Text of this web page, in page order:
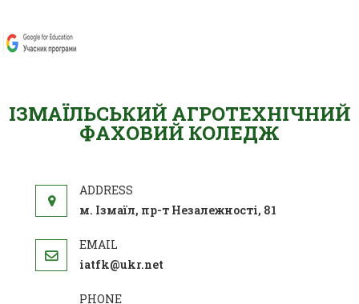
ІЗМАЇЛЬСЬКИЙ АГРОТЕХНІЧНИЙ
ФАХОВИЙ КОЛЕДЖ
м. Ізмаїл, пр-т Незалежності, 81
iatfk@ukr.net